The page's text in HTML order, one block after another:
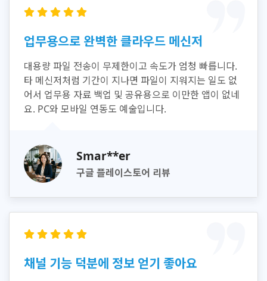
업무용으로 완벽한 클라우드 메신저
대용량 파일 전송이 무제한이고 속도가 엄청 빠릅니다.
타 메신저처럼 기간이 지나면 파일이 지워지는 일도 없
어서 업무용 자료 백업 및 공유용으로 이만한 앱이 없네
요. PC와 모바일 연동도 예술입니다.
Smar**er
구글 플레이스토어 리뷰
채널 기능 덕분에 정보 얻기 좋아요